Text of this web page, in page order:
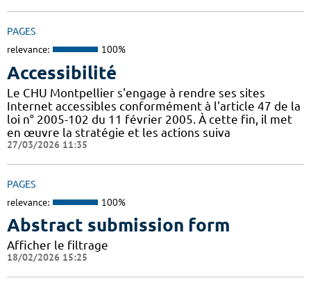
PAGES
relevance: 100%
Accessibilité
Le CHU Montpellier s'engage à rendre ses sites
Internet accessibles conformément à l'article 47 de la
loi n° 2005-102 du 11 février 2005. À cette fin, il met
en œuvre la stratégie et les actions suiva
27/03/2026 11:35
PAGES
relevance: 100%
Abstract submission form
Afficher le filtrage
18/02/2026 15:25